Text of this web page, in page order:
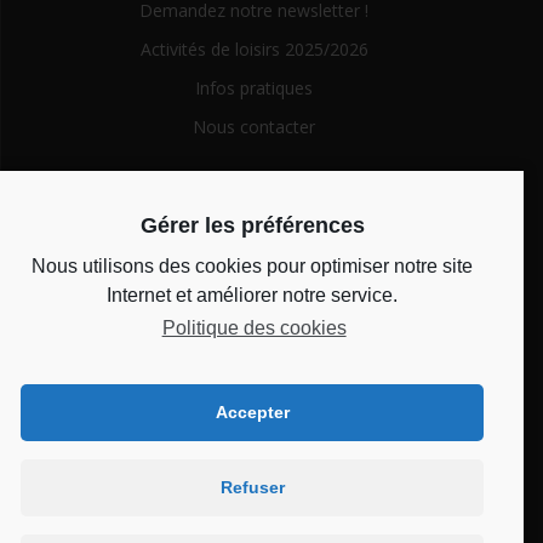
Demandez notre newsletter !
Activités de loisirs 2025/2026
Infos pratiques
Nous contacter
for:
Horaires d’ouverture
Du lundi au vendredi de 14h à 18h et le mercredi de 10h à
Bienvenue au CSC
Gérer les préférences
Nous utilisons des cookies pour optimiser notre site
Internet et améliorer notre service.
Politique des cookies
Accepter
Refuser